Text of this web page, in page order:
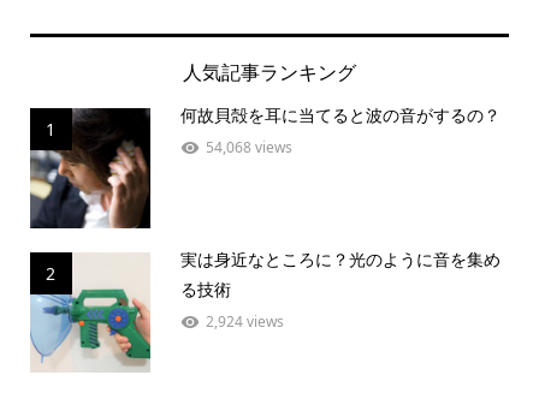
人気記事ランキング
1
何故貝殻を耳に当てると波の音がするの？
54,068 views
2
実は身近なところに？光のように音を集め
る技術
2,924 views